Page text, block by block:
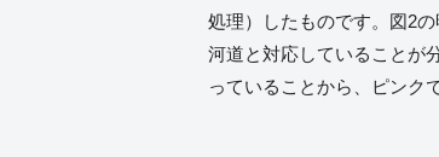
処理）したものです。図2
河道と対応していることが
っていることから、ピンク